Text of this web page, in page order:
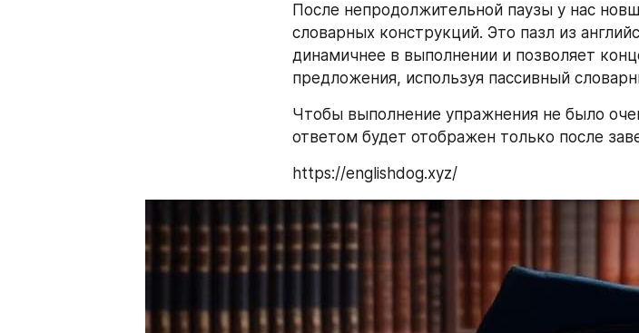
После непродолжительной паузы у нас
словарных конструкций. Это пазл из
динамичнее в выполнении и позволяет
предложения, используя пассивный
Чтобы выполнение упражнения не было
ответом будет отображен только после
https://englishdog.xyz/